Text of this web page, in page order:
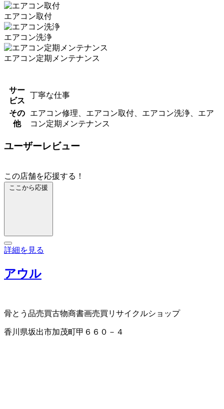
エアコン取付
エアコン洗浄
エアコン定期メンテナンス
サー
ビス
丁寧な仕事
その
他
エアコン修理、エアコン取付、エアコン洗浄、エア
コン定期メンテナンス
ユーザーレビュー
この店舗を応援する！
ここから応援
詳細を見る
アウル
骨とう品売買古物商書画売買 リサイクルショップ
香川県坂出市加茂町甲６６０－４